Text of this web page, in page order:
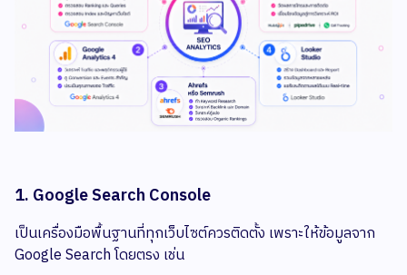
1. Google Search Console
เป็นเครื่องมือพื้นฐานที่ทุกเว็บไซต์ควรติดตั้ง เพราะให้ข้อมูลจาก
Google Search โดยตรง เช่น